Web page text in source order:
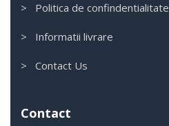
> Politica de confindentialitate
> Informatii livrare
> Contact Us
Contact